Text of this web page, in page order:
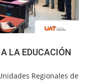
LA EDUCACIÓN
Regionales de